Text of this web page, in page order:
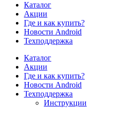
Каталог
Акции
Где и как купить?
Новости Android
Техподдержка
Каталог
Акции
Где и как купить?
Новости Android
Техподдержка
Инструкции